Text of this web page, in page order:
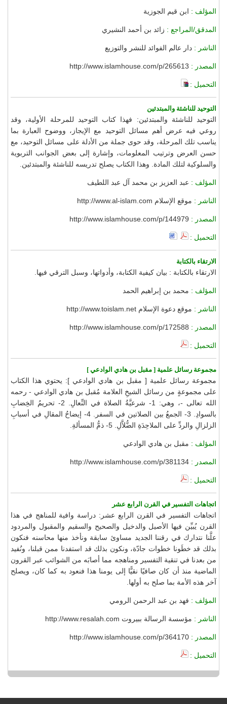
المؤلف : ابن قيم الجوزية
المدقق/المراجع : زائد بن أحمد النشيري
الناشر : دار عالم الفوائد للنشر والتوزيع
المصدر : http://www.islamhouse.com/p/265613
التحميل :
التوحيد للناشئة والمبتدئين
التوحيد للناشئة والمبتدئين: فهذا كتاب التوحيد للمرحلة الأولية، وقد
روعي فيه عرض أهم مسائل التوحيد مع الإيجاز، ووضوح العبارة بما
يناسب تلك المرحلة، وقد حوى جملة من الأدلة على مسائل التوحيد، مع
حسن العرض وترتيب المعلومات، وإشارة إلى بعض الجوانب التربوية
والسلوكية لتلك المادة. وهذا الكتاب يصلح تدريسه للناشئة والمبتدئين.
المؤلف : عبد العزيز بن محمد آل عبد اللطيف
الناشر : موقع الإسلام http://www.al-islam.com
المصدر : http://www.islamhouse.com/p/144979
التحميل :
الارتقاء بالكتابة
الارتقاء بالكتابة : بيان كيفية الكتابة، وأدواتها، وسبل الترقي فيها.
المؤلف : محمد بن إبراهيم الحمد
الناشر : موقع دعوة الإسلام http://www.toislam.net
المصدر : http://www.islamhouse.com/p/172588
التحميل :
مجموعة رسائل علمية [ مقبل بن هادي الوادعي ]
مجموعة رسائل علمية [ مقبل بن هادي الوادعي ]: يحتوي هذا الكتاب
على مجموعةٍ من رسائل الشيخِ العلامة مُقبل بن هادي الوادعي - رحمه
الله تعالى -، وهي: 1- شرعيَّةُ الصلاة في النِّعالِ. 2- تحريمُ الخِضابِ
بالسوادِ. 3- الجمعُ بين الصلاتين في السفر. 4- إيضاحُ المقالِ في أسبابِ
الزلزالِ والردِّ على الملاحِدَةِ الضُّلاَّلِ. 5- ذمُّ المسألةِ.
المؤلف : مقبل بن هادي الوادعي
المصدر : http://www.islamhouse.com/p/381134
التحميل :
اتجاهات التفسير في القرن الرابع عشر
اتجاهات التفسير في القرن الرابع عشر: دراسة وافية للمناهج في هذا
القرن يُبيِّن فيها الأصيل والدخيل والصحيح والسقيم والمقبول والمردود
علَّنا نتدارك في رقننا الجديد مساوئ سابقة ونأخذ منها محاسنه فنكون
بذلك قد خطَونا خطوات جادّة، ونكون بذلك قد استفدنا ممن قبلنا، ونُفيد
من بعدنا في تنقية التفسير ومناهجه مما أصابَه من الشوائب عبر القرون
الماضية منذ أن كان صافيًا نقيًّا إلى يومنا هذا فنعود به كما كان، ويصلح
آخر هذه الأمة بما صلح به أولها.
المؤلف : فهد بن عبد الرحمن الرومي
الناشر : مؤسسة الرسالة ببيروت http://www.resalah.com
المصدر : http://www.islamhouse.com/p/364170
التحميل :